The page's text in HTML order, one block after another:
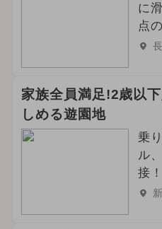
に
点
家族全員満足!2歳以
しめる遊園地
乗
ル
接！